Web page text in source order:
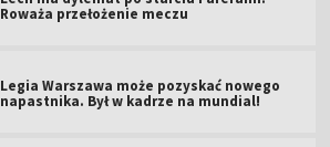
Roważa przełożenie meczu
Legia Warszawa może pozyskać nowego
napastnika. Był w kadrze na mundial!